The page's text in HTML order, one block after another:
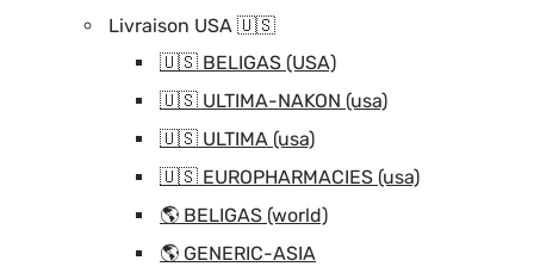
Livraison USA 🇺🇸
🇺🇸 BELIGAS (USA)
🇺🇸 ULTIMA-NAKON (usa)
🇺🇸 ULTIMA (usa)
🇺🇸 EUROPHARMACIES (usa)
🌎 BELIGAS (world)
🌎 GENERIC-ASIA